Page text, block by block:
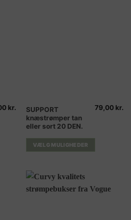
kr.
SUPPORT
knæstrømper tan
eller sort 20 DEN.
79,00 kr.
VÆLG MULIGHEDER
Dette
vare
har
flere
varianter.
kan
vælges
på